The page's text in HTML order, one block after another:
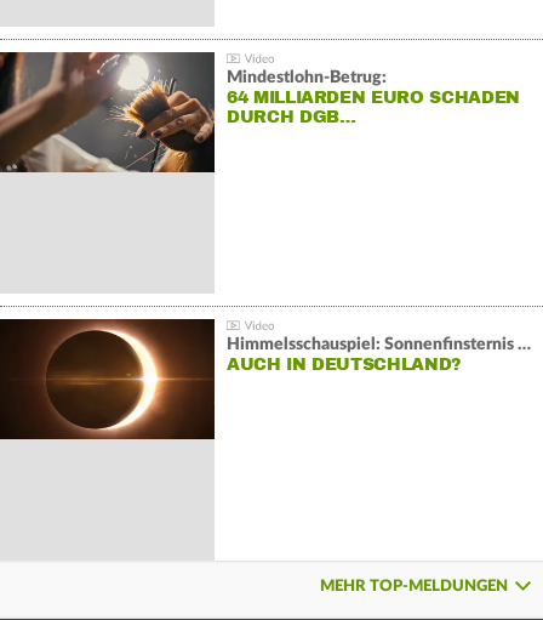
Mindestlohn-Betrug:
64 MILLIARDEN EURO SCHADEN
DURCH DGB…
Himmelsschauspiel: Sonnenfinsternis über Spanien
AUCH IN DEUTSCHLAND?
MEHR TOP-MELDUNGEN